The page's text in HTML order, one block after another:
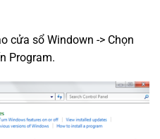
cửa sổ Windown -> Chọn
Program.